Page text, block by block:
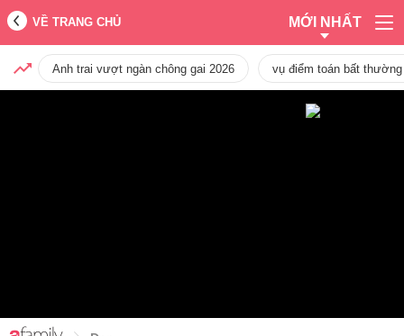
VỀ TRANG CHỦ MỚI NHẤT
Anh trai vượt ngàn chông gai 2026 vụ điểm toán bất